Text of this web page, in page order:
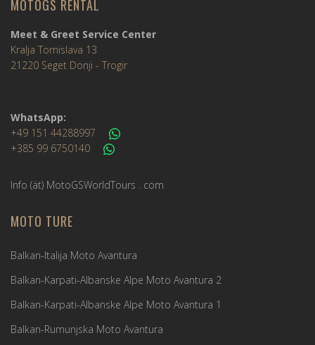
MOTOGS RENTAL
Meet & Greet Service Center
Kralja Tomislava 13
21220 Seget Donji - Trogir
WhatsApp:
+49 151 44288997
+385 99 6750140
Info (ät) MotoGSWorldTours . com
MOTO TURE
Balkan-Italija Moto Avantura
Balkan-Karpati-Albanske Alpe Moto Avantura 2
Balkan-Karpati-Albanske Alpe Moto Avantura 1
Balkan-Rumunjska Moto Avantura